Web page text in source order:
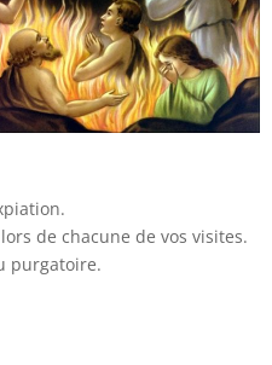
de chacune de vos visites.
purgatoire.